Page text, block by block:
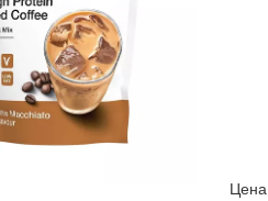
Цена